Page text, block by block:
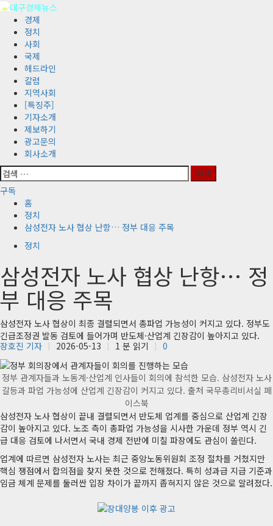
콘
경제
정치
사회
국제
헤드라인
칼럼
지역사회
[특징주]
기자소개
제보하기
광고문의
회사소개
검
색:
구독
홈
정치
삼성전자 노사 협상 난항… 정부 대응 주목
정치
삼성전자 노사 협상 난항… 정
부 대응 주목
삼성전자 노사 협상이 최종 결렬되면서 총파업 가능성이 커지고 있다. 정부도
긴급조정권 발동 검토에 들어가며 반도체·산업계 긴장감이 높아지고 있다.
장호진 기자
2026-05-13 1 분 읽기 0
정부 관계자들과 노동계·산업계 인사들이 회의에 참석한 모습. 삼성전자 노사
갈등과 파업 가능성에 산업계 긴장감이 커지고 있다. 출처 국무총리비서실 페
이스북
삼성전자 노사 협상이 끝내 결렬되면서 반도체 업계를 중심으로 산업계 긴장
감이 높아지고 있다. 노조 측이 총파업 가능성을 시사한 가운데 정부 역시 긴
급 대응 검토에 나서면서 국내 경제 전반에 미칠 파장에도 관심이 쏠린다.
업계에 따르면 삼성전자 노사는 최근 중앙노동위원회 조정 절차를 거쳤지만
핵심 쟁점에서 합의점을 찾지 못한 것으로 전해졌다. 특히 성과급 지급 기준과
임금 체계 문제를 둘러싼 입장 차이가 끝까지 좁혀지지 않은 것으로 알려졌다.